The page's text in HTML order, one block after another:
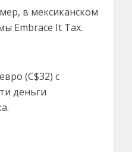
в мексиканском
Embrace It Tax.
(C$32) с
деньги